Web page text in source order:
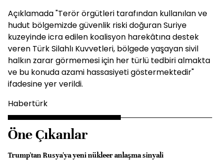
Açıklamada "Terör örgütleri tarafından kullanılan ve
hudut bölgemizde güvenlik riski doğuran Suriye
kuzeyinde icra edilen koalisyon harekâtına destek
veren Türk Silahlı Kuvvetleri, bölgede yaşayan sivil
halkın zarar görmemesi için her türlü tedbiri almakta
ve bu konuda azami hassasiyeti göstermektedir"
ifadesine yer verildi.
Habertürk
Öne Çıkanlar
Trump'tan Rusya'ya yeni nükleer anlaşma sinyali